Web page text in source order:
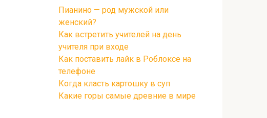
Пианино — род мужской или
женский?
Как встретить учителей на день
учителя при входе
Как поставить лайк в Роблоксе на
телефоне
Когда класть картошку в суп
Какие горы самые древние в мире